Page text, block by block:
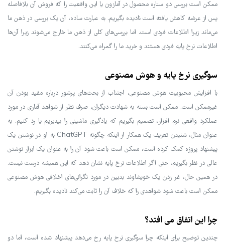
ممکن است بررسی دو ستاره محصول در آمازون یا این واقعیت را که فروش آن بلافاصله
پس از عرضه کاهش یافته است نادیده بگیریم. به عبارت ساده، آن یک بررسی در ذهن ما
می‌ماند زیرا اطلاعات فردی است. اما بررسی‌های کلی از ذهن ما خارج می‌شوند زیرا آن‌ها
اطلاعات نرخ پایه فردی هستند و خرید ما را گمراه می‌کنند.
سوگیری نرخ پایه و هوش مصنوعی
با افزایش محبوبیت هوش مصنوعی، اجتناب از بحث‌های پرشور درباره مفید بودن آن
غیرممکن است. ممکن است بسته به شهادت دیگران، صرف نظر از شواهد آماری در مورد
عملکرد واقعی نرم افزار، تصمیم بگیریم که یادگیری ماشینی را بپذیریم یا رد کنیم. به
عنوان مثال، شنیدن تعریف یک همکار از اینکه چگونه ChatGPT به او در نوشتن یک
پیشنهاد پروژه کمک کرده است، ممکن است باعث شود آن را به عنوان یک ابزار نوشتن
عالی در نظر بگیریم، حتی اگر اطلاعات نرخ پایه نشان دهد که این همیشه درست نیست.
در همین حال، غر زدن یک خویشاوند بدبین در مورد نگرانی‌های اخلاقی هوش مصنوعی
ممکن است باعث شود شواهدی را که خلاف آن را ثابت می‌کند نادیده بگیریم.
چرا این اتفاق می افتد؟
چندین توضیح برای اینکه چرا سوگیری نرخ پایه رخ می‌دهد پیشنهاد شده است، اما دو